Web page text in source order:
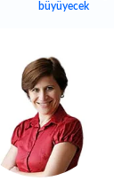
büyüyecek